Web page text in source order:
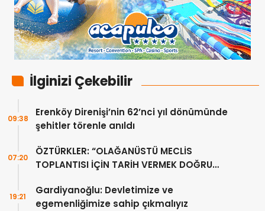
İlginizi Çekebilir
Erenköy Direnişi’nin 62’nci yıl dönümünde
şehitler törenle anıldı
09:38
ÖZTÜRKLER: “OLAĞANÜSTÜ MECLİS
TOPLANTISI İÇİN TARİH VERMEK DOĞRU
07:20
Gardiyanoğlu: Devletimize ve
egemenliğimize sahip çıkmalıyız
19:21